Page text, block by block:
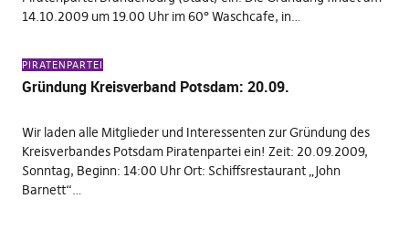
14.10.2009 um 19.00 Uhr im 60° Waschcafe, in…
PIRATENPARTEI
Gründung Kreisverband Potsdam: 20.09.
Wir laden alle Mitglieder und Interessenten zur Gründung des
Kreisverbandes Potsdam Piratenpartei ein! Zeit: 20.09.2009,
Sonntag, Beginn: 14:00 Uhr Ort: Schiffsrestaurant „John
Barnett“…